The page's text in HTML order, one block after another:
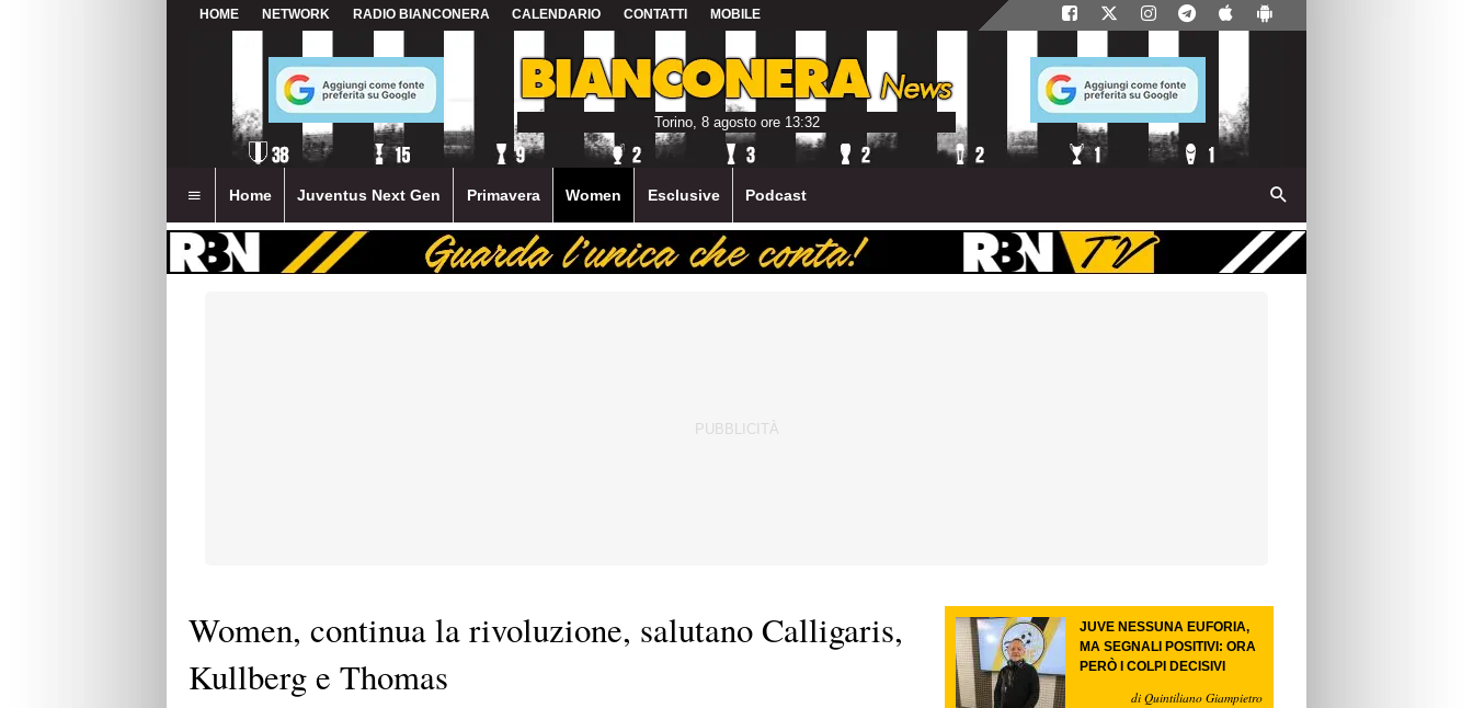
HOME NETWORK RADIO BIANCONERA CALENDARIO CONTATTI MOBILE
Torino, 8 agosto ore 13:32
Home Juventus Next Gen Primavera Women Esclusive Podcast
Women, continua la rivoluzione, salutano Calligaris,
Kullberg e Thomas
JUVE NESSUNA EUFORIA,
MA SEGNALI POSITIVI: ORA
PERÒ I COLPI DECISIVI
di Quintiliano Giampietro